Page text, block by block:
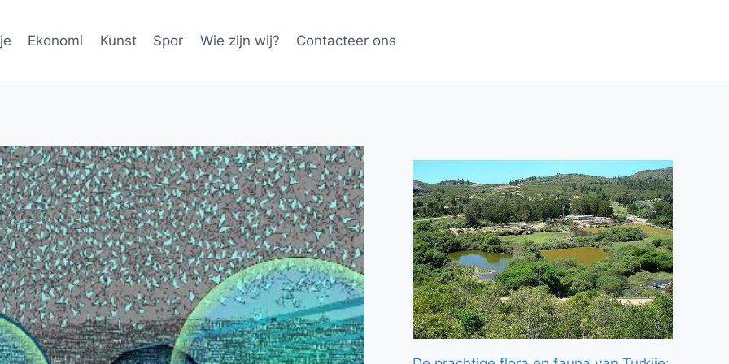
Ekonomi Kunst Spor Wie zijn wij? Contacteer ons